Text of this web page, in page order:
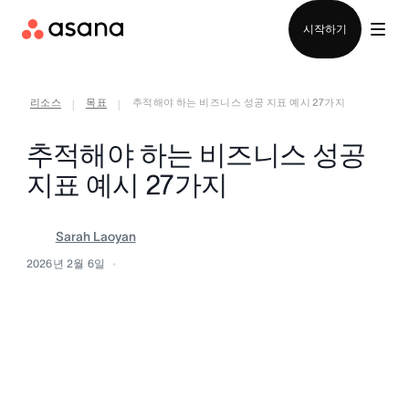
시작하기
리소스 목표 추적해야 하는 비즈니스 성공 지표 예시 27가지
추적해야 하는 비즈니스 성공
지표 예시 27가지
Sarah Laoyan
2026년 2월 6일